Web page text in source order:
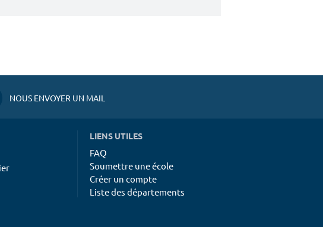
NOUS ENVOYER UN MAIL
LIENS UTILES
FAQ
Soumettre une école
Créer un compte
Liste des départements